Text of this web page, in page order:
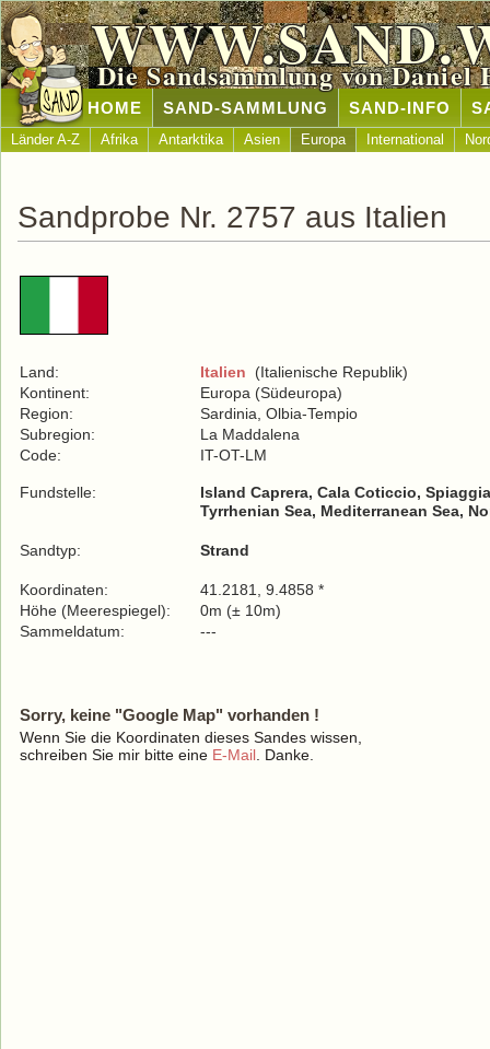
Die Sandsammlung von Daniel
HOME SAND-SAMMLUNG SAND-INFO
Länder A-Z Afrika Antarktika Asien Europa International
Sandprobe Nr. 2757 aus Italien
Land: Italien (Italienische Republik)
Kontinent:
Europa (Südeuropa)
Region:
Sardinia, Olbia-Tempio
Subregion:
La Maddalena
Code:
IT-OT-LM
Fundstelle:
Island Caprera, Cala Coticcio,
Tyrrhenian Sea, Mediterranean Sea,
Sandtyp: Strand
Koordinaten:
41.2181, 9.4858 *
Höhe (Meerespiegel):
0m (± 10m)
Sammeldatum:
---
Sorry, keine "Google Map" vorhanden !
Wenn Sie die Koordinaten dieses Sandes wissen,
schreiben Sie mir bitte eine E-Mail . Danke.